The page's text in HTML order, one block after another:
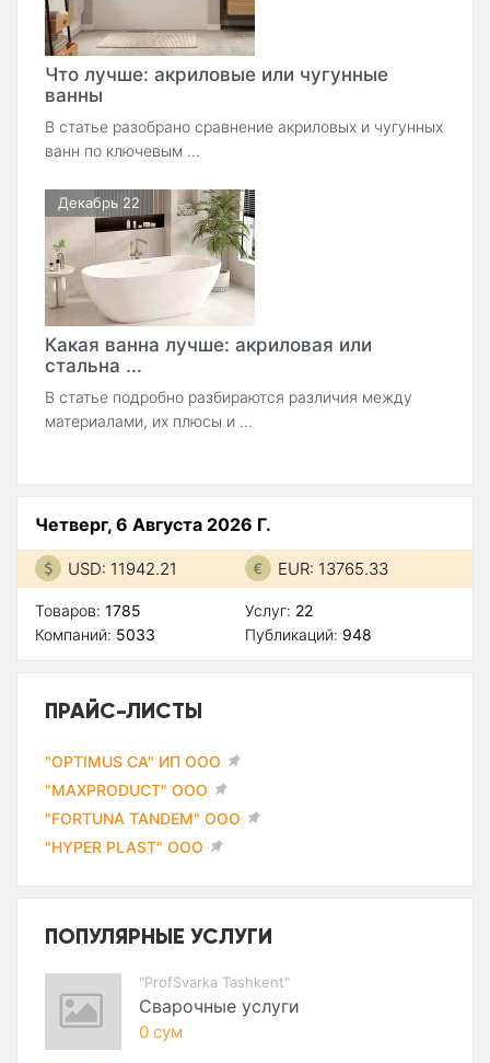
Что лучше: акриловые или чугунные
ванны
В статье разобрано сравнение акриловых и чугунных
ванн по ключевым ...
Декабрь 22
Какая ванна лучше: акриловая или
стальна ...
В статье подробно разбираются различия между
материалами, их плюсы и ...
Четверг, 6 Августа 2026 Г.
USD: 11942.21 EUR: 13765.33
Товаров: 1785
Компаний: 5033
Услуг: 22
Публикаций: 948
ПРАЙС-ЛИСТЫ
"OPTIMUS CA" ИП ООО
"MAXPRODUCT" ООО
"FORTUNA TANDEM" ООО
"HYPER PLAST" ООО
ПОПУЛЯРНЫЕ УСЛУГИ
"ProfSvarka Tashkent"
Сварочные услуги
0 сум